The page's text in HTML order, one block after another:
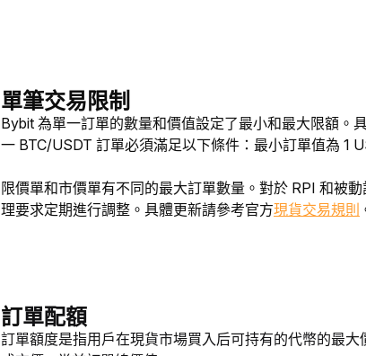
單筆交易限制
Bybit 為單一訂單的數量和價值設定了最小和最大限額。
一 BTC/USDT 訂單必須滿足以下條件：最小訂單值為 1
限價單和市價單有不同的最大訂單數量。對於 RPI 和被
理要求定期進行調整。具體更新請參考官方現貨交易規則
訂單配額
訂單額度是指用戶在現貨市場買入后可持有的代幣的最